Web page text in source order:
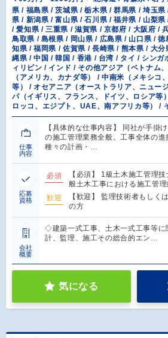
県 / 福島県 / 茨城県 / 栃木県 / 群馬県 / 埼玉県
県 / 新潟県 / 富山県 / 石川県 / 福井県 / 山梨
/ 愛知県 / 三重県 / 滋賀県 / 京都府 / 大阪府 /
鳥取県 / 島根県 / 岡山県 / 広島県 / 山口県 /
知県 / 福岡県 / 佐賀県 / 長崎県 / 熊本県 / 大
縄県 / 中国 / 韓国 / 香港 / 台湾 / タイ / シンガ
ィリピン / インド / その他アジア（ベトナム
（アメリカ、カナダ等） / 中南米（メキシコ
等） / オセアニア（オーストラリア、ニュー
パ（イギリス、フランス、ドイツ、ロシア等
ロッコ、エジプト、UAE、南アフリカ等） /
仕事
内容
【具体的な仕事内容】 同社が手掛
の施工管理業務全般。工事全体の進
種々の計画・…
応募
資格
必須
【必須】 1級土木施工管理
般土木工事における施工管
歓迎
【歓迎】 監理技術者もしく
の方
会社
概要
◇建築一式工事、土木一式工事等に
計、監理、施工その総合的エン…
気になる